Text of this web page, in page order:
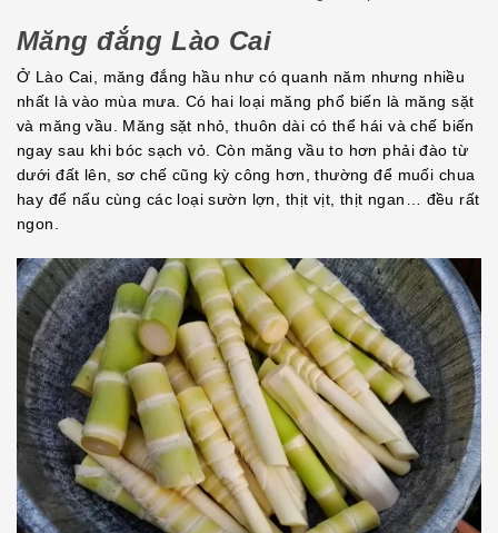
Măng đắng Lào Cai
Ở Lào Cai, măng đắng hầu như có quanh năm nhưng nhiều
nhất là vào mùa mưa. Có hai loại măng phổ biến là măng sặt
và măng vầu. Măng sặt nhỏ, thuôn dài có thể hái và chế biến
ngay sau khi bóc sạch vỏ. Còn măng vầu to hơn phải đào từ
dưới đất lên, sơ chế cũng kỳ công hơn, thường để muối chua
hay để nấu cùng các loại sườn lợn, thịt vịt, thịt ngan… đều rất
ngon.